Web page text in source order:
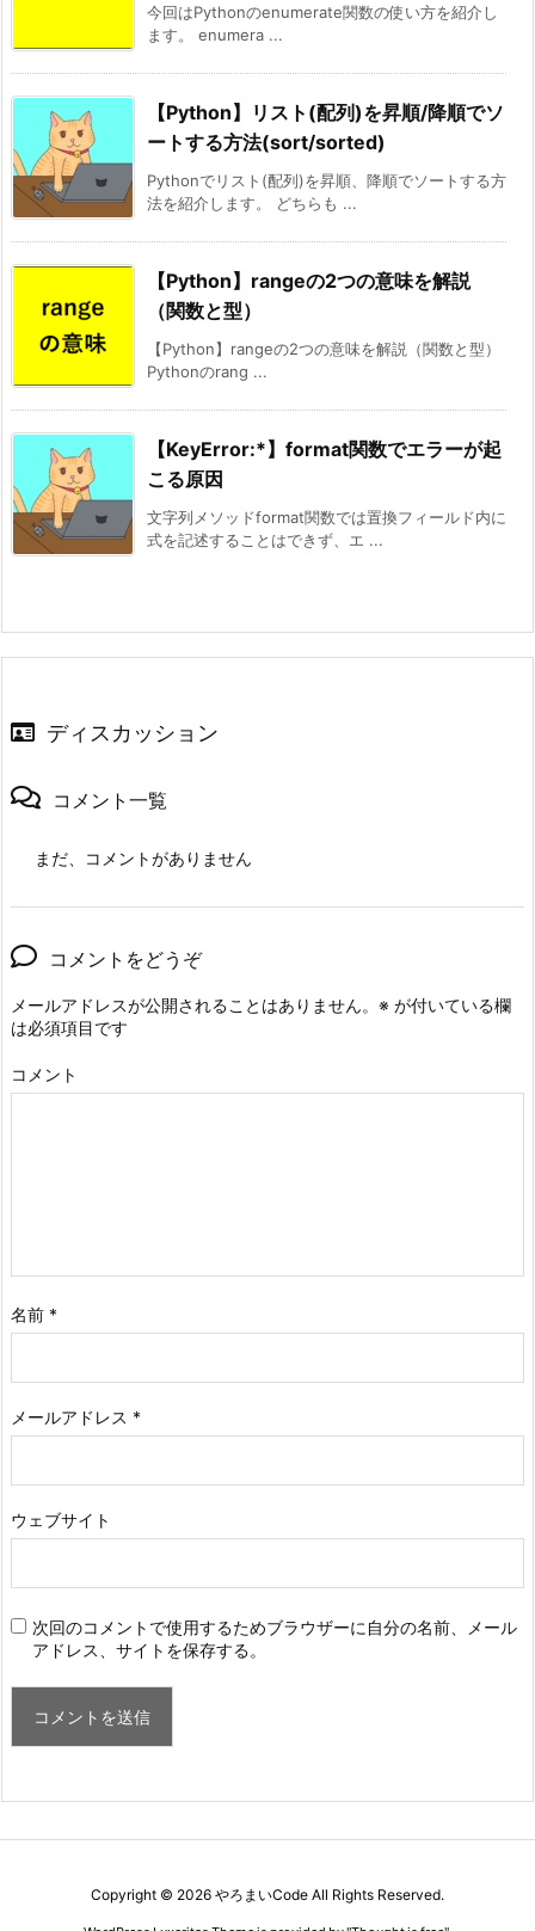
今回はPythonのenumerate関数の使い方を紹介し
ます。 enumera ...
【Python】リスト(配列)を昇順/降順でソ
ートする方法(sort/sorted)
Pythonでリスト(配列)を昇順、降順でソートする方
法を紹介します。 どちらも ...
【Python】rangeの2つの意味を解説
（関数と型）
【Python】rangeの2つの意味を解説（関数と型）
Pythonのrang ...
【KeyError:*】format関数でエラーが起
こる原因
文字列メソッドformat関数では置換フィールド内に
式を記述することはできず、エ ...
ディスカッション
コメント一覧
まだ、コメントがありません
コメントをどうぞ
メールアドレスが公開されることはありません。 ※ が付いている欄
は必須項目です
コメント
名前 *
メールアドレス *
ウェブサイト
次回のコメントで使用するためブラウザーに自分の名前、メール
アドレス、サイトを保存する。
Copyright © 2026 やろまいCode All Rights Reserved.